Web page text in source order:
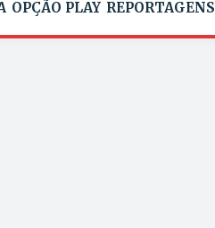
OPÇÃO PLAY REPORTAGENS